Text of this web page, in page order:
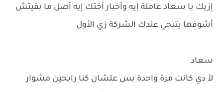
إزيك يا سعاد عاملة إيه وأخبار أختك إيه أصل ما بقيتش
أشوفها بتيجي عندك الشركة زي الأول
سعاد
لأ دي كانت مرة واحدة بس علشان كنا رايحين مشوار